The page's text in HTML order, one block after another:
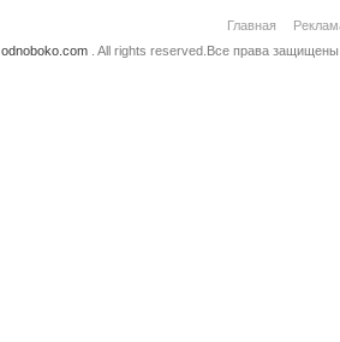
Главная
odnoboko.com. All rights reserved.Все права защищены.